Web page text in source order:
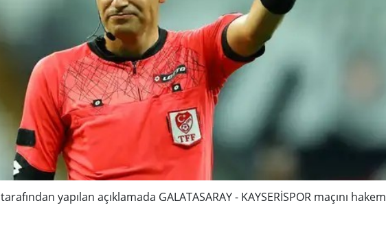
yapılan açıklamada GALATASARAY - KAYSERİSPOR maçını hakem